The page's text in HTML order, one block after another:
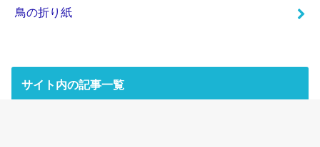
鳥の折り紙
サイト内の記事一覧